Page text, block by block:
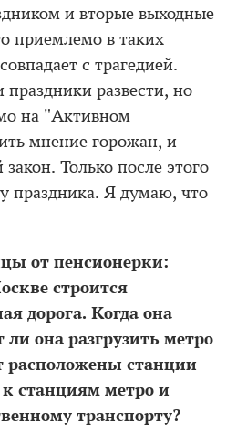
и вторые выходные
приемлемо в таких
с трагедией.
развести, но
на "Активном
мнение горожан, и
Только после этого
праздника. Я думаю, что
от пенсионерки:
строится
дорога. Когда она
ли она разгрузить метро
расположены станции
станциям метро и
транспорту?